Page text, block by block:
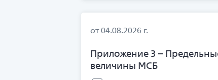
от 04.08.2026 г.
Приложение 3 –
величины МСБ